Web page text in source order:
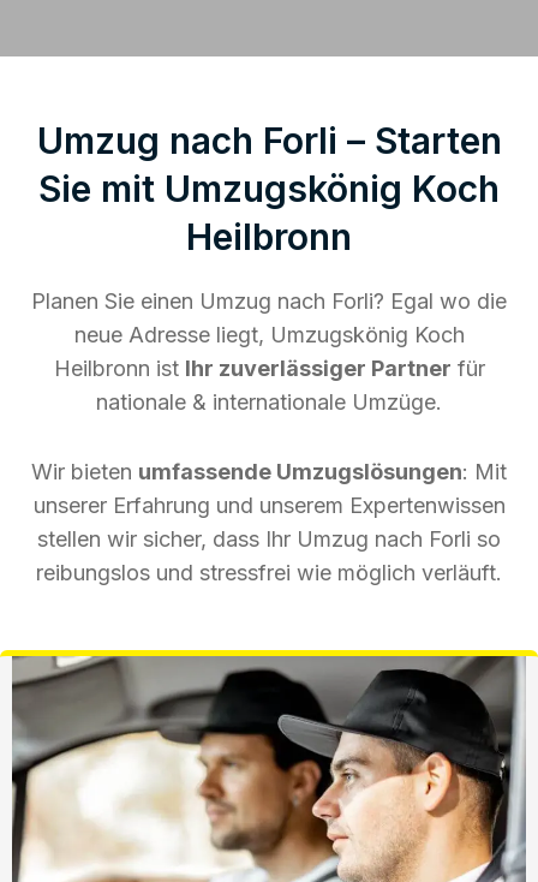
Umzug nach Forli – Starten
Sie mit Umzugskönig Koch
Heilbronn
Planen Sie einen Umzug nach Forli? Egal wo die
neue Adresse liegt, Umzugskönig Koch
Heilbronn ist Ihr zuverlässiger Partner für
nationale & internationale Umzüge.
Wir bieten umfassende Umzugslösungen: Mit
unserer Erfahrung und unserem Expertenwissen
stellen wir sicher, dass Ihr Umzug nach Forli so
reibungslos und stressfrei wie möglich verläuft.